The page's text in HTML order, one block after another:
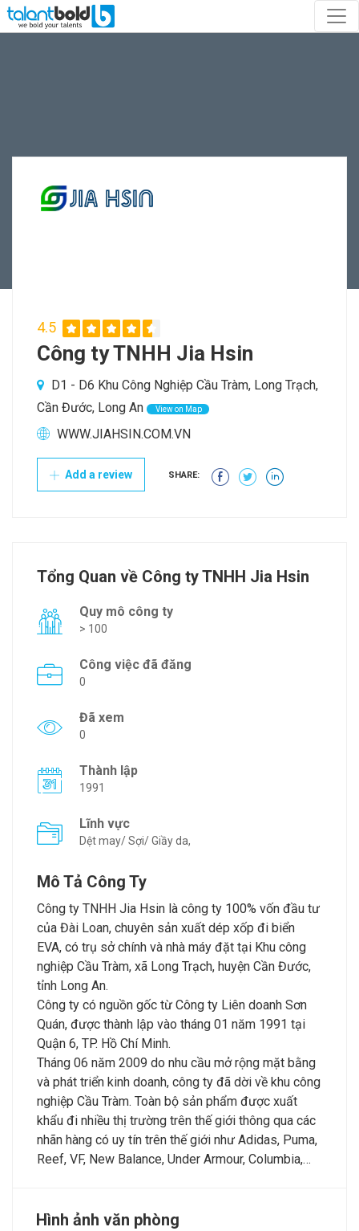
4.5
Công ty TNHH Jia Hsin
D1 - D6 Khu Công Nghiệp Cầu Tràm, Long Trạch,
Cần Đước, Long An
View on Map
WWW.JIAHSIN.COM.VN
Add a review SHARE:
Tổng Quan về Công ty TNHH Jia Hsin
Quy mô công ty
> 100
Công việc đã đăng
0
Đã xem
0
Thành lập
1991
Lĩnh vực
Dệt may/ Sợi/ Giầy da,
Mô Tả Công Ty
Công ty TNHH Jia Hsin là công ty 100% vốn đầu tư
của Đài Loan, chuyên sản xuất dép xốp đi biển
EVA, có trụ sở chính và nhà máy đặt tại Khu công
nghiệp Cầu Tràm, xã Long Trạch, huyện Cần Đước,
tỉnh Long An.
Công ty có nguồn gốc từ Công ty Liên doanh Sơn
Quán, được thành lập vào tháng 01 năm 1991 tại
Quận 6, TP. Hồ Chí Minh.
Tháng 06 năm 2009 do nhu cầu mở rộng mặt bằng
và phát triển kinh doanh, công ty đã dời về khu công
nghiệp Cầu Tràm. Toàn bộ sản phẩm được xuất
khẩu đi nhiều thị trường trên thế giới thông qua các
nhãn hàng có uy tín trên thế giới như Adidas, Puma,
Reef, VF, New Balance, Under Armour, Columbia,…
Hình ảnh văn phòng